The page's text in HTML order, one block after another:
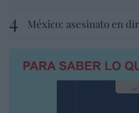
México: asesinato en